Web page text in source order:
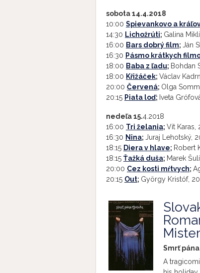
sobota 14.4.2018
10:00 Spievankovo a
14:30 Lichožrúti; Galina
16:00 Bars dobrý film; Ján
16:30 Pásmo krátkych
18:00 Baba z ľadu; Bohdan
18:00 Křižáček; Václav
20:00 Červená; Olga
20:15 Piata loď; Iveta
nedeľa 15.4.2018
16:00 Tri želania; Vít Karas,
16:30 Nina; Juraj Lehotský,
18:15 Diera v hlave; Robert
18:15 Ťažká duša; Marek
20:00 Cez kosti mŕtvych;
20:15 Out; György Kristóf,
Smrť
A